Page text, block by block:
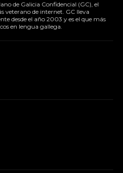
de Galicia Confidencial (GC), el
veterano de internet. GC lleva
desde el año 2003 y es el que más
en lengua gallega.